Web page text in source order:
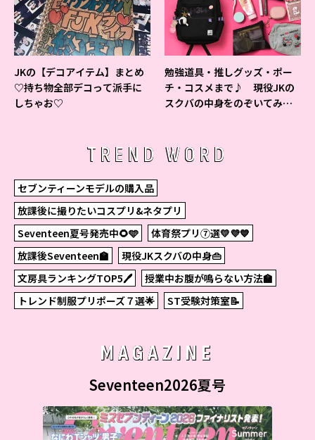
JKの【デコアイテム】まとめ
♡持ち物全部デコって派手に
しちゃお♡
勉強道具・推しグッズ・ポー
チ・コスメまで♪ 現役JKの
スクバの中身をのぞいてみ
TREND WORD
セブンティーンモデルの購入品
放課後に撮りたいコスプリ&ネタプリ
Seventeen夏号発売中🌻🩵
体育祭プリ⑦選💛💜💙
放課後Seventeen🏫
現役JKスクバの中身👜
文房具ランキングTOP5🖊
授業中お腹が鳴らない方法🏫
トレンド制服プリポーズ７選🌟
ST受験対策室📝
MAGAZINE
Seventeen2026夏号